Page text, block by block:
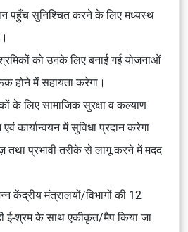
पहुँच सुनिश्चित करने के लिए मध्यस्थ
को उनके लिए बनाई गई योजनाओं
होने में सहायता करेगा।
के लिए सामाजिक सुरक्षा व कल्याण
कार्यान्वयन में सुविधा प्रदान करेगा
प्रभावी तरीके से लागू करने में मदद
केंद्रीय मंत्रालयों/विभागों की 12
ई-श्रम के साथ एकीकृत/मैप किया जा